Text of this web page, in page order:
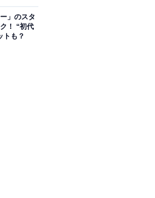
1階から13階がホテルで、客室は122
8フロアです。インテリアデザイン
を手掛けてきたデニストン設計事務
」のスタ
！ “初代
トも？